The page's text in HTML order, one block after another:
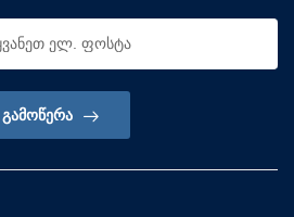
ᲒᲐᲛᲝᲬᲔᲠᲐ